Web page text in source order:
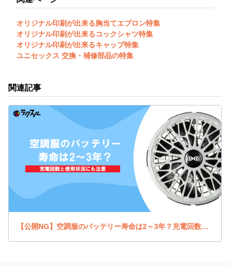
オリジナル印刷が出来る胸当てエプロン特集
オリジナル印刷が出来るコックシャツ特集
オリジナル印刷が出来るキャップ特集
ユニセックス 交換・補修部品の特集
関連記事
【公開NG】空調服のバッテリー寿命は2～3年？充電回数と使用状況にも注意